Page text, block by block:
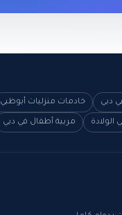
دبي خادمات منزليات أبوظبي
الولادة مربية أطفال في دبي